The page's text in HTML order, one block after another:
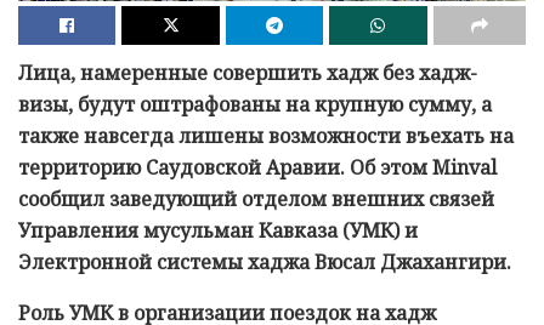
Лица, намеренные совершить хадж без хадж-
визы, будут оштрафованы на крупную сумму, а
также навсегда лишены возможности въехать на
территорию Саудовской Аравии. Об этом Minval
сообщил заведующий отделом внешних связей
Управления мусульман Кавказа (УМК) и
Электронной системы хаджа Вюсал Джахангири.
Роль УМК в организации поездок на хадж